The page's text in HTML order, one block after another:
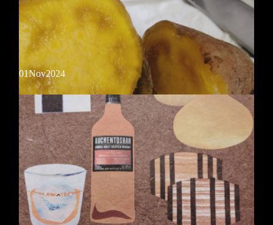
今月のおしぼりの香り
11/1の「紅茶の日」にちなんでアールグレイの香りをイメージ。ベルガ
モットの爽やかな香りとスパイスの心地よい刺激で皆様をお出迎え。お
土産用のミニコロンも店内にて販売中。
今月のオススメカクテル
01Nov2024